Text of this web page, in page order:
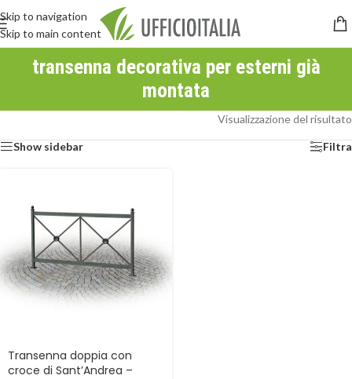
Skip to navigation
Skip to main content
transenna decorativa per esterni già
montata
Visualizzazione del risultato
Show sidebar Filtra
Transenna doppia con
croce di Sant’Andrea –